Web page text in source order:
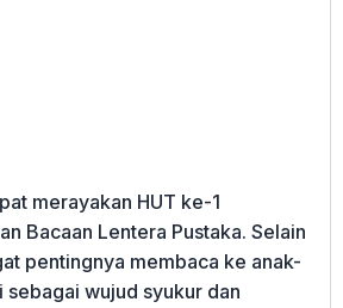
merayakan HUT ke-1
Bacaan Lentera Pustaka. Selain
pentingnya membaca ke anak-
sebagai wujud syukur dan